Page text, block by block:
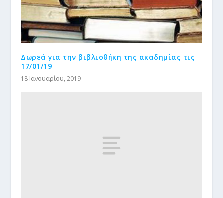
Δωρεά για την βιβλιοθήκη της ακαδημίας τις
17/01/19
18 Ιανουαρίου, 2019